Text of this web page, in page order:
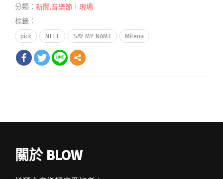
分類： 新聞,音樂節｜現場
標籤：
pick NELL SAY MY NAME Milena
關於 BLOW